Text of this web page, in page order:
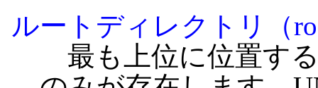
ルートディレクトリ（
最も上位に位置す